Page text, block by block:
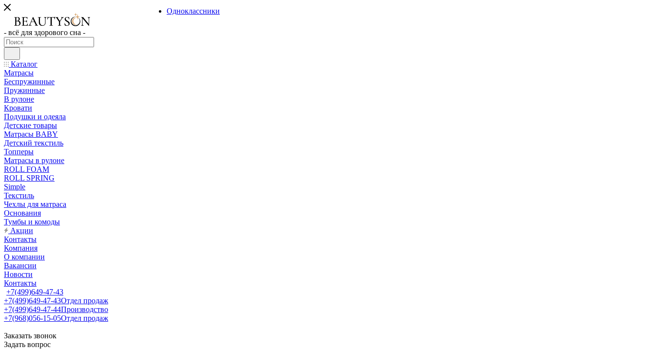
- всё для здорового сна -
Каталог
Матрасы
Беспружинные
Пружинные
В рулоне
Кровати
Подушки и одеяла
Детские товары
Матрасы BABY
Детский текстиль
Топперы
Матрасы в рулоне
ROLL FOAM
ROLL SPRING
Simple
Текстиль
Чехлы для матраса
Основания
Тумбы и комоды
Акции
Контакты
Компания
О компании
Вакансии
Новости
Контакты
+7(499)649-47-43
+7(499)649-47-43Отдел продаж
+7(499)649-47-44Производство
+7(968)056-15-05Отдел продаж
Заказать звонок
Задать вопрос
Одноклассники